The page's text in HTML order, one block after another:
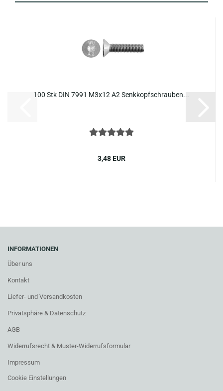
100 Stk DIN 7991 M3x12 A2 Senk­kopf­schrau­ben...
3,48 EUR
INFORMATIONEN
Über uns
Kontakt
Liefer- und Versandkosten
Privatsphäre & Datenschutz
AGB
Widerrufsrecht & Muster-Widerrufsformular
Impressum
Cookie Einstellungen